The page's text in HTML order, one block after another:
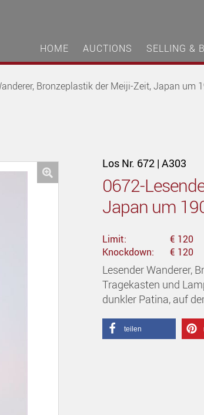
HOME AUCTIONS SELLING &
Bronzeplastik der Meiji-Zeit, Japan um
Los Nr. 672 | A303
0672-
Japan um
Limit:
€ 120
Knockdown:
€ 120
Lesender Wanderer,
Tragekasten und
dunkler Patina, auf
teilen